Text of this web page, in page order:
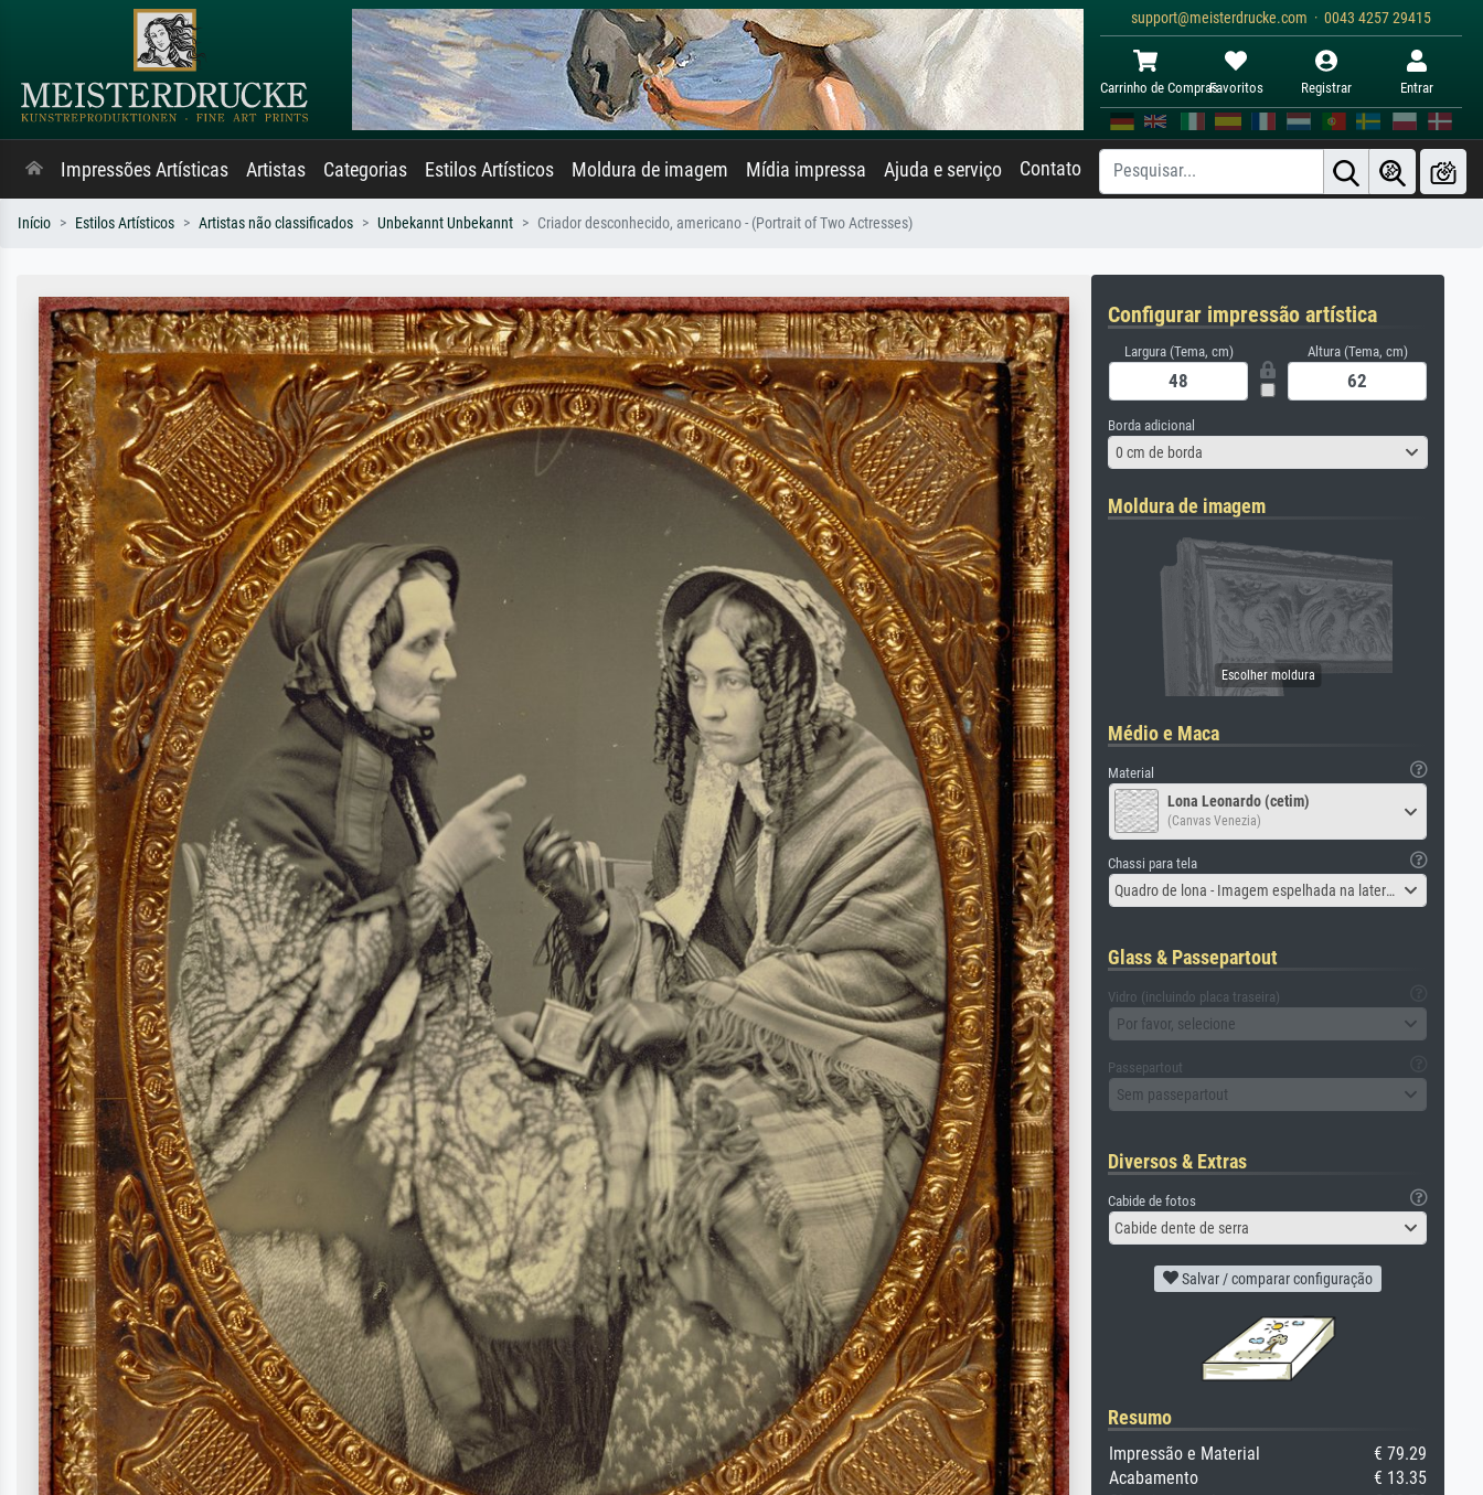
support@meisterdrucke.com · 0043 4257 29415
Carrinho de ComprasFavoritos Registrar Entrar
Impressões Artísticas Artistas Categorias Estilos Artísticos Moldura de imagem Mídia impressa Ajuda e serviço Contato
Início Estilos Artísticos Artistas não classificados Unbekannt Unbekannt Criador desconhecido, americano - (Portrait of Two Actresses)
Configurar impressão artística
Largura (Tema, cm) Altura (Tema, cm)
Borda adicional
0 cm de borda
Moldura de imagem
Médio e Maca
Material
Lona Leonardo (cetim)
(Canvas Venezia)
Chassi para tela
Quadro de lona - Imagem espelhada na lateral
Glass & Passepartout
Vidro (incluindo placa traseira)
Por favor, selecione
Passepartout
Sem passepartout
Diversos & Extras
Cabide de fotos
Cabide dente de serra
Salvar / comparar configuração
Resumo
Impressão e Material
€ 79.29
Acabamento
€ 13.35